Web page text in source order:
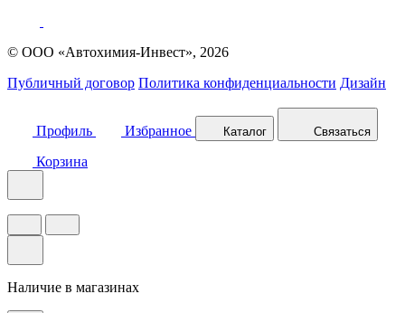
© ООО «Автохимия-Инвест», 2026
Публичный договор Политика конфиденциальности Дизайн
Профиль Избранное Каталог Связаться
Корзина
Наличие в магазинах